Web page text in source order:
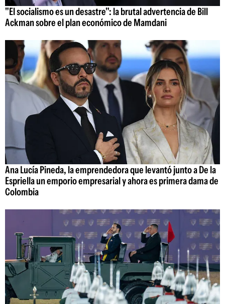
"El socialismo es un desastre": la brutal advertencia de Bill
Ackman sobre el plan económico de Mamdani
Ana Lucía Pineda, la emprendedora que levantó junto a De la
Espriella un emporio empresarial y ahora es primera dama de
Colombia